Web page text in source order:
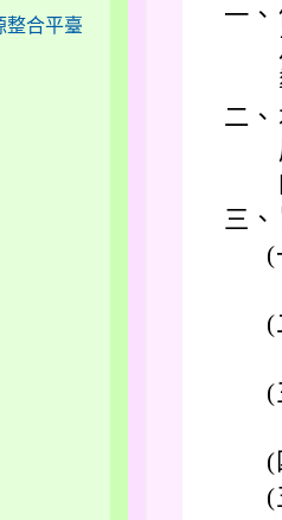
一、
二、
三、
(
(
(
(
(
整合平臺